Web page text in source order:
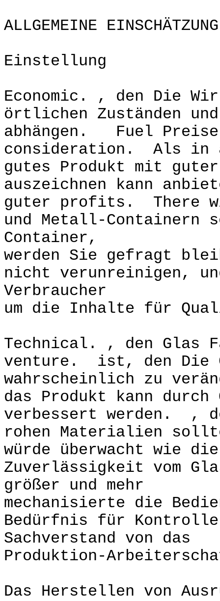
ALLGEMEINE EINSCHÄTZUNG
Einstellung
Economic. , den Die
örtlichen Zuständen
abhängen. Fuel
consideration. Als in
gutes Produkt mit
auszeichnen kann
guter profits. There
und Metall-Containern
Container,
werden Sie gefragt
nicht verunreinigen,
Verbraucher
um die Inhalte für
Technical. , den Glas
venture. ist, den Die
wahrscheinlich zu
das Produkt kann
verbessert werden. ,
rohen Materialien
würde überwacht wie
Zuverlässigkeit vom
größer und mehr
mechanisierte die
Bedürfnis für Kontrolle
Sachverstand von das
Produktion-
Das Herstellen von